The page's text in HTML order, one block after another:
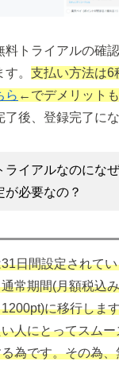
トライアルの確
。 支払い方法は6
ら ←でデメリット
了後、登録完了にな
ライアルなのにな
が必要なの？
日間設定されて
常期間(月額税込
に移行しま
人にとってスム
為です。その為